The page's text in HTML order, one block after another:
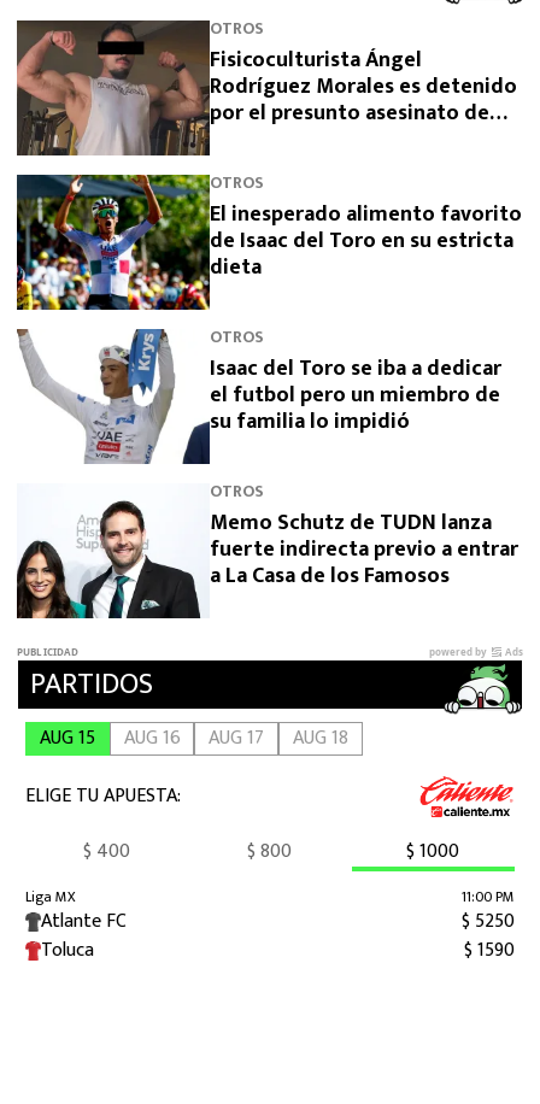
OTROS
Fisicoculturista Ángel
Rodríguez Morales es detenido
por el presunto asesinato de
OTROS
El inesperado alimento favorito
de Isaac del Toro en su estricta
dieta
OTROS
Isaac del Toro se iba a dedicar
el futbol pero un miembro de
su familia lo impidió
OTROS
Memo Schutz de TUDN lanza
fuerte indirecta previo a entrar
a La Casa de los Famosos